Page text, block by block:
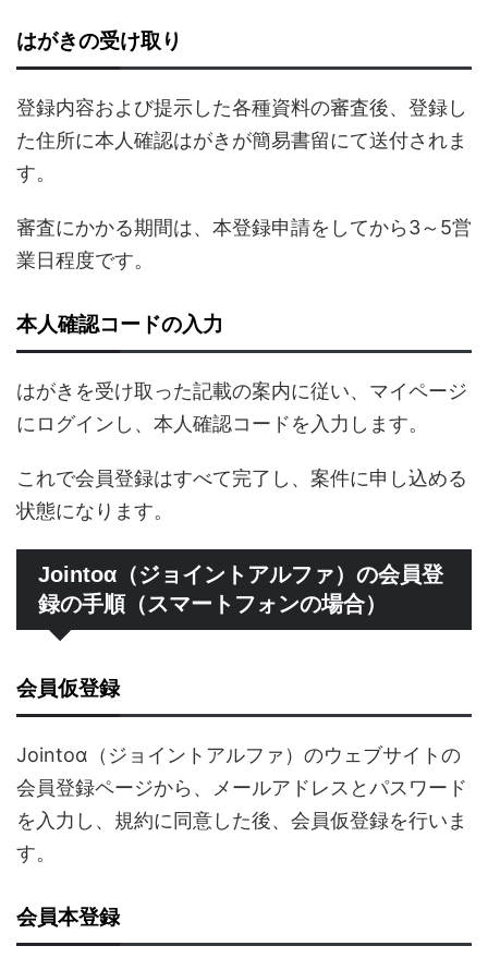
はがきの受け取り
登録内容および提示した各種資料の審査後、登録し
た住所に本人確認はがきが簡易書留にて送付されま
す。
審査にかかる期間は、本登録申請をしてから3～5営
業日程度です。
本人確認コードの入力
はがきを受け取った記載の案内に従い、マイページ
にログインし、本人確認コードを入力します。
これで会員登録はすべて完了し、案件に申し込める
状態になります。
Jointoα（ジョイントアルファ）の会員登
録の手順（スマートフォンの場合）
会員仮登録
Jointoα（ジョイントアルファ）のウェブサイトの
会員登録ページから、メールアドレスとパスワード
を入力し、規約に同意した後、会員仮登録を行いま
す。
会員本登録